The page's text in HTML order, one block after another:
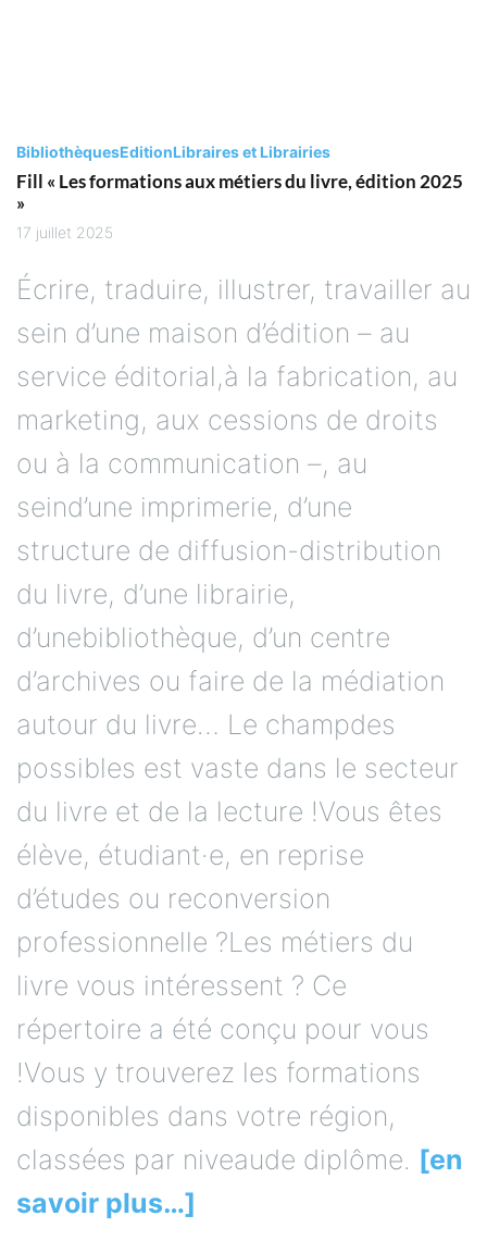
BibliothèquesEditionLibraires et Librairies
Fill « Les formations aux métiers du livre, édition 2025
»
17 juillet 2025
Écrire, traduire, illustrer, travailler au
sein d’une maison d’édition – au
service éditorial,à la fabrication, au
marketing, aux cessions de droits
ou à la communication –, au
seind’une imprimerie, d’une
structure de diffusion-distribution
du livre, d’une librairie,
d’unebibliothèque, d’un centre
d’archives ou faire de la médiation
autour du livre… Le champdes
possibles est vaste dans le secteur
du livre et de la lecture !Vous êtes
élève, étudiant·e, en reprise
d’études ou reconversion
professionnelle ?Les métiers du
livre vous intéressent ? Ce
répertoire a été conçu pour vous
!Vous y trouverez les formations
disponibles dans votre région,
classées par niveaude diplôme. [en
savoir plus…]